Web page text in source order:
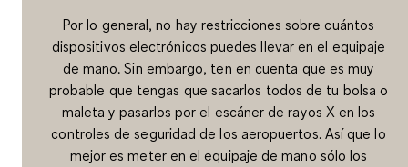
Por lo general, no hay restricciones sobre cuántos
dispositivos electrónicos puedes llevar en el equipaje
de mano. Sin embargo, ten en cuenta que es muy
probable que tengas que sacarlos todos de tu bolsa o
maleta y pasarlos por el escáner de rayos X en los
controles de seguridad de los aeropuertos. Así que lo
mejor es meter en el equipaje de mano sólo los